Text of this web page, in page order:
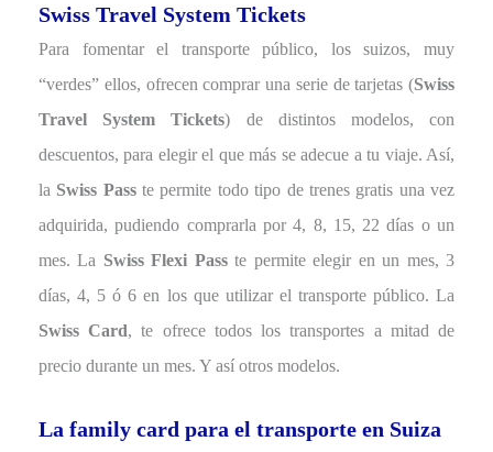
Swiss Travel System Tickets
Para fomentar el transporte público, los suizos, muy
“verdes” ellos, ofrecen comprar una serie de tarjetas (Swiss
Travel System Tickets) de distintos modelos, con
descuentos, para elegir el que más se adecue a tu viaje. Así,
la Swiss Passte permite todo tipo de trenes gratis una vez
adquirida, pudiendo comprarla por 4, 8, 15, 22 días o un
mes. La Swiss Flexi Passte permite elegir en un mes, 3
días, 4, 5 ó 6 en los que utilizar el transporte público. La
Swiss Card, te ofrece todos los transportes a mitad de
precio durante un mes. Y así otros modelos.
La family card para el transporte en Suiza